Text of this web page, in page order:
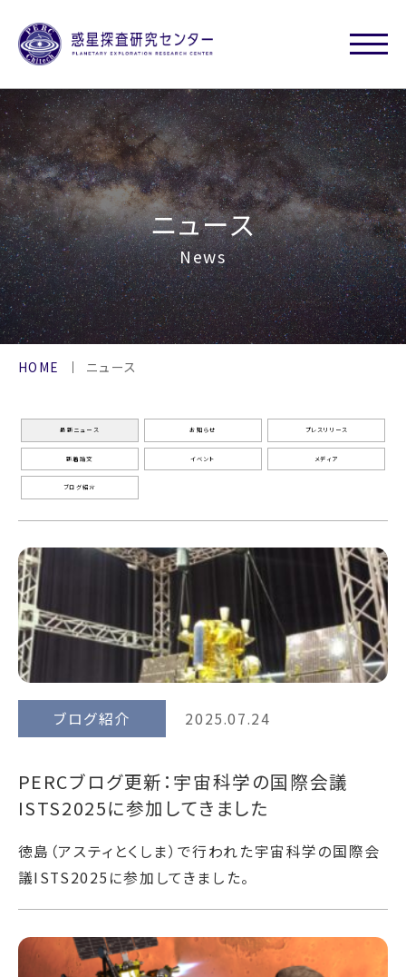
ニュース
News
HOME ニュース
最新ニュース お知らせ プレスリリース
新着論文 イベント メディア
ブログ紹介
ブログ紹介 2025.07.24
PERCブログ更新：宇宙科学の国際会議
ISTS2025に参加してきました
徳島（アスティとくしま）で行われた宇宙科学の国際会
議ISTS2025に参加してきました。